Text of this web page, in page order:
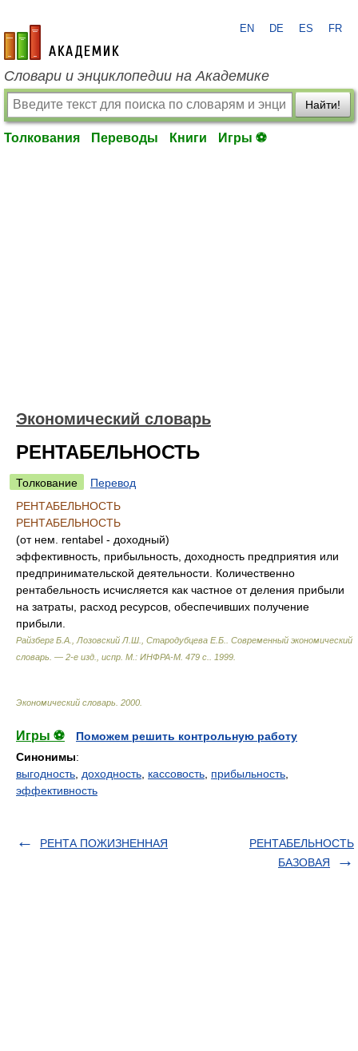
academic.ru
EN DE ES FR
Словари и энциклопедии на Академике
Найти!
Толкования Переводы Книги Игры ⚽
Экономический словарь
РЕНТАБЕЛЬНОСТЬ
Толкование
Перевод
РЕНТАБЕЛЬНОСТЬ
РЕНТАБЕЛЬНОСТЬ
(от нем. rentabel - доходный)
эффективность, прибыльность, доходность предприятия или
предпринимательской деятельности. Количественно
рентабельность исчисляется как частное от деления прибыли
на затраты, расход ресурсов, обеспечивших получение
прибыли.
Райзберг Б.А., Лозовский Л.Ш., Стародубцева Е.Б.
Современный экономический
словарь. — 2-е изд., испр. М.: ИНФРА-М. 479 с.
1999
Экономический словарь 2000
Игры ⚽
Поможем решить контрольную работу
Синонимы:
выгодность доходность кассовость прибыльность
эффективность
РЕНТА ПОЖИЗНЕННАЯ
РЕНТАБЕЛЬНОСТЬ
БАЗОВАЯ